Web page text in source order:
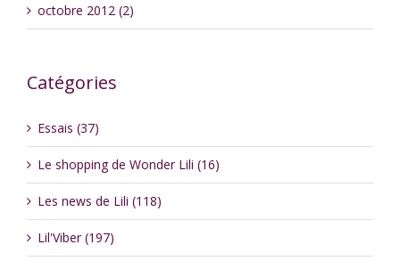
octobre 2012 (2)
Catégories
Essais (37)
Le shopping de Wonder Lili (16)
Les news de Lili (118)
Lil'Viber (197)